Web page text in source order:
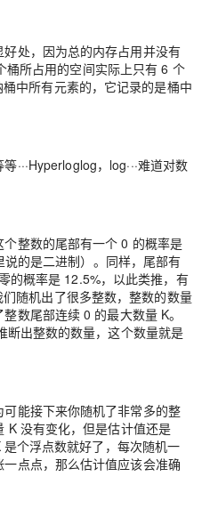
处，因为总的内存占用并没有
所占用的空间实际上只有 6 个
中所有元素的，它记录的是桶中
···Hyperloglog，log···难道对数
整数的尾部有一个 0 的概率是
的是二进制）。同样，尾部有
的概率是 12.5%，以此类推，有
随机出了很多整数，整数的数量
数尾部连续 0 的最大数量 K。
断出整数的数量，这个数量就是
能接下来你随机了非常多的整
K 没有变化，但是估计值还是
个浮点数就好了，每次随机一
点点，那么估计值应该会准确